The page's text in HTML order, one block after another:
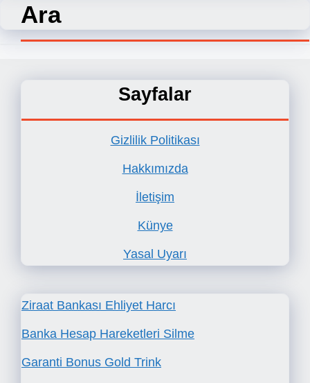
Ara
Sayfalar
Gizlilik Politikası
Hakkımızda
İletişim
Künye
Yasal Uyarı
Ziraat Bankası Ehliyet Harcı
Banka Hesap Hareketleri Silme
Garanti Bonus Gold Trink